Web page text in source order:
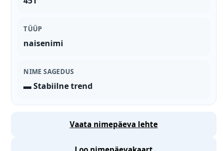
TÜÜP
naisenimi
NIME SAGEDUS
▬ Stabiilne trend
Vaata nimepäeva lehte